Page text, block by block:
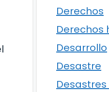
Derechos
Derechos
Desarrollo
Desastre